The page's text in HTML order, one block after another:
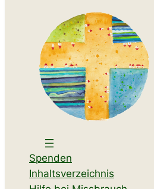
Spenden
Inhaltsverzeichnis